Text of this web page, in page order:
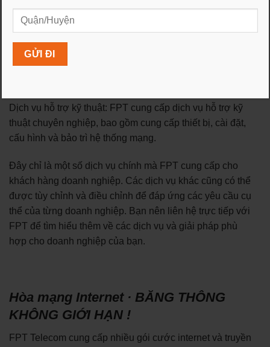
và phát triển ứng dụng.
Giải pháp IoT (Internet of Things): FPT cung cấp các giải
pháp IoT cho doanh nghiệp, cho phép kết nối và quản lý
các thiết bị thông minh, thu thập dữ liệu và cung cấp
Dịch vụ hỗ trợ kỹ thuật: FPT cung cấp dịch vụ hỗ trợ kỹ
thuật chuyên nghiệp, bao gồm cung cấp thiết bị, cài đặt,
cấu hình và bảo trì hệ thống mạng.
Đây chỉ là một số dịch vụ chính mà FPT cung cấp cho
khách hàng doanh nghiệp. Các dịch vụ khác cũng có thể
được tùy chỉnh và điều chỉnh để đáp ứng các yêu cầu cụ
thể của từng doanh nghiệp. Bạn nên liên hệ trực tiếp với
FPT để tìm hiểu thêm về các dịch vụ và giải pháp phù
hợp cho doanh nghiệp của bạn.
Hòa mạng Internet · BĂNG THÔNG
KHÔNG GIỚI HẠN !
FPT Telecom cung cấp nhiều gói cước internet và truyền